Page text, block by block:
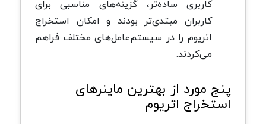
کاربری ساده‌تر، گزینه‌های مناسبی برای
کاربران مبتدی‌تر بودند و امکان استخراج
اتریوم را در سیستم‌عامل‌های مختلف فراهم
می‌کردند.
پنج مورد از بهترین ماینرهای
استخراج اتریوم